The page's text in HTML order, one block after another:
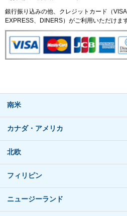
銀行振り込みの他、クレジットカード（
EXPRESS、DINERS）がご利用いただけます
南米
カナダ・アメリカ
北欧
フィリピン
ニュージーランド